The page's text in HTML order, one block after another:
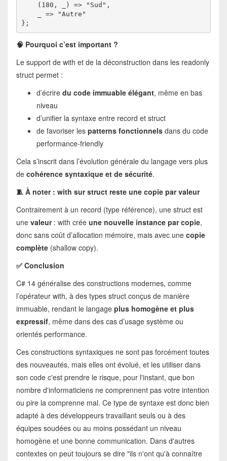
(180, _) => "Sud",
_ => "Autre"
};
🧠 Pourquoi c’est important ?
Le support de with et de la déconstruction dans les readonly
struct permet :
d’écrire du code immuable élégant, même en bas
niveau
d’unifier la syntaxe entre record et struct
de favoriser les patterns fonctionnelsdans du code
performance-friendly
Cela s’inscrit dans l’évolution générale du langage vers plus
de cohérence syntaxique et de sécurité.
🧵 À noter : with sur struct reste une copie par valeur
Contrairement à un record (type référence), une struct est
une valeur: with crée une nouvelle instance par copie,
donc sans coût d’allocation mémoire, mais avec une copie
complète(shallow copy).
✅ Conclusion
C# 14 généralise des constructions modernes, comme
l’opérateur with, à des types struct conçus de manière
immuable, rendant le langage plus homogène et plus
expressif, même dans des cas d’usage système ou
orientés performance.
Ces constructions syntaxiques ne sont pas forcément toutes
des nouveautés, mais elles ont évolué, et les utiliser dans
son code c'est prendre le risque, pour l'instant, que bon
nombre d'informaticiens ne comprennent pas votre intention
ou pire la comprenne mal. Ce type de syntaxe est donc bien
adapté à des développeurs travaillant seuls ou à des
équipes soudées ou au moins possédant un niveau
homogène et une bonne communication. Dans d'autres
contextes on peut toujours se dire "ils n'ont qu'à connaître